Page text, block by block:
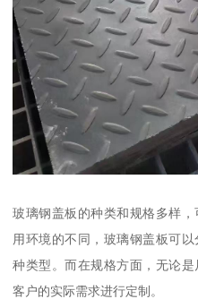
玻璃钢盖板的种类和规格多样
用环境的不同，玻璃钢盖板可
种类型。而在规格方面，无论
客户的实际需求进行定制。